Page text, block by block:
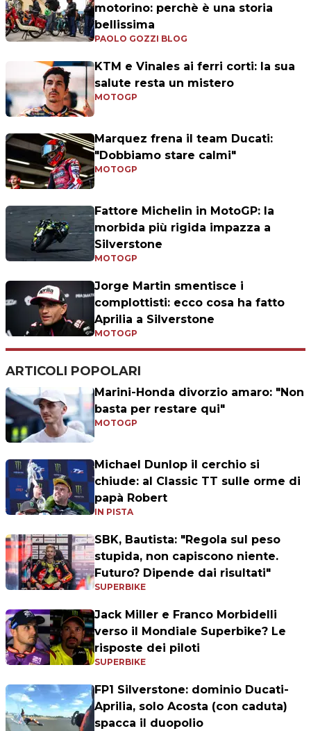
motorino: perchè è una storia
bellissima
PAOLO GOZZI BLOG
KTM e Vinales ai ferri corti: la sua
salute resta un mistero
MOTOGP
Marquez frena il team Ducati:
"Dobbiamo stare calmi"
MOTOGP
Fattore Michelin in MotoGP: la
morbida più rigida impazza a
Silverstone
MOTOGP
Jorge Martin smentisce i
complottisti: ecco cosa ha fatto
Aprilia a Silverstone
MOTOGP
ARTICOLI POPOLARI
Marini-Honda divorzio amaro: "Non
basta per restare qui"
MOTOGP
Michael Dunlop il cerchio si
chiude: al Classic TT sulle orme di
papà Robert
IN PISTA
SBK, Bautista: "Regola sul peso
stupida, non capiscono niente.
Futuro? Dipende dai risultati"
SUPERBIKE
Jack Miller e Franco Morbidelli
verso il Mondiale Superbike? Le
risposte dei piloti
SUPERBIKE
FP1 Silverstone: dominio Ducati-
Aprilia, solo Acosta (con caduta)
spacca il duopolio